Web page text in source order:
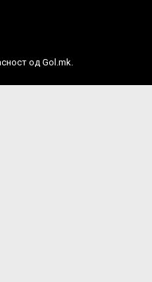
од Gol.mk.